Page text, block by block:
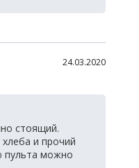
24.03.2020
стоящий.
и прочий
пульта можно